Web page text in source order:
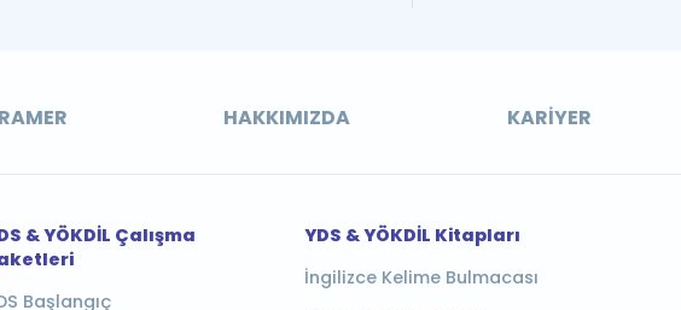
HAKKIMIZDA KARIYER
& YÖKDİL Çalışma
Başlangıç
YDS & YÖKDİL Kitapları
İngilizce Kelime Bulmacası